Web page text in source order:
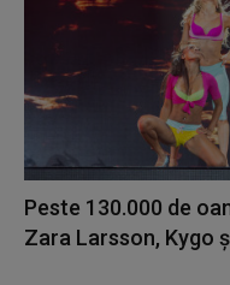
Peste 130.000 de
Zara Larsson, Kygo